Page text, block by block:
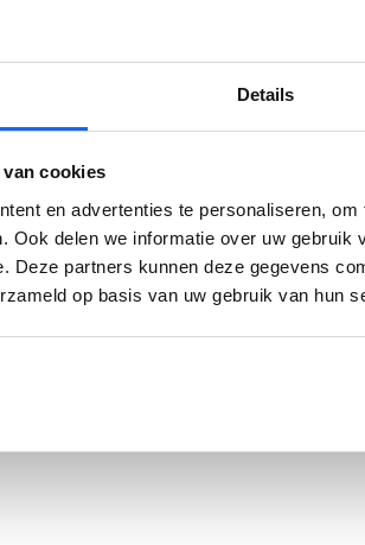
Details
cookies
en advertenties te personaliseren,
Ook delen we informatie over uw
Deze partners kunnen deze gegevens
op basis van uw gebruik van hun
Reviews